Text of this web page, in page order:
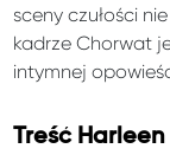
sceny czułości
kadrze Chorwat
intymnej
Treść